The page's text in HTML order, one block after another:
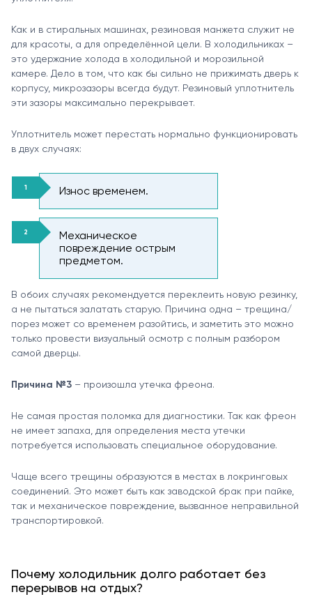
Как и в стиральных машинах, резиновая манжета служит не
для красоты, а для определённой цели. В холодильниках –
это удержание холода в холодильной и морозильной
камере. Дело в том, что как бы сильно не прижимать дверь к
корпусу, микрозазоры всегда будут. Резиновый уплотнитель
эти зазоры максимально перекрывает.
Уплотнитель может перестать нормально функционировать
в двух случаях:
Износ временем.
Механическое
повреждение острым
предметом.
В обоих случаях рекомендуется переклеить новую резинку,
а не пытаться залатать старую. Причина одна – трещина/
порез может со временем разойтись, и заметить это можно
только провести визуальный осмотр с полным разбором
самой дверцы.
Причина №3 – произошла утечка фреона.
Не самая простая поломка для диагностики. Так как фреон
не имеет запаха, для определения места утечки
потребуется использовать специальное оборудование.
Чаще всего трещины образуются в местах в локринговых
соединений. Это может быть как заводской брак при пайке,
так и механическое повреждение, вызванное неправильной
транспортировкой.
Почему холодильник долго работает без
перерывов на отдых?